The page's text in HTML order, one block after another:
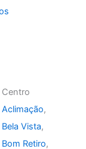
Aclimação,
Bela Vista,
Bom Retiro,